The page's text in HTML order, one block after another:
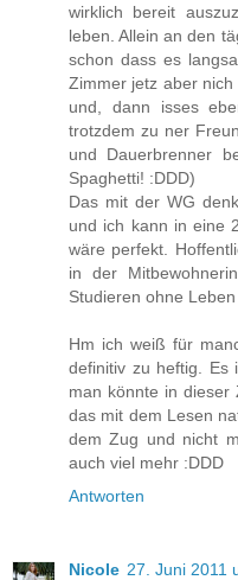
wirklich bereit
leben. Allein an den
schon dass es
Zimmer jetz aber
und, dann isses
trotzdem zu ner
und Dauerbrenner
Spaghetti! :DDD)
Das mit der WG
und ich kann in eine
wäre perfekt.
in der
Studieren ohne
Hm ich weiß für
definitiv zu heftig. Es
man könnte in dieser
das mit dem Lesen
dem Zug und nicht
auch viel mehr :DDD
Antworten
Nicole 27. Juni 2011